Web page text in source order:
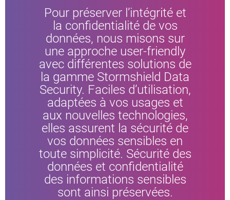
Pour préserver l’intégrité et
la confidentialité de vos
données, nous misons sur
une approche user-friendly
avec différentes solutions de
la gamme Stormshield Data
Security. Faciles d’utilisation,
adaptées à vos usages et
aux nouvelles technologies,
elles assurent la sécurité de
vos données sensibles en
toute simplicité. Sécurité des
données et confidentialité
des informations sensibles
sont ainsi préservées.